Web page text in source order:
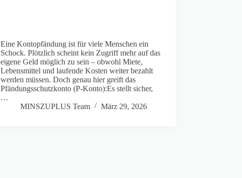
Eine Kontopfändung ist für viele Menschen ein
Schock. Plötzlich scheint kein Zugriff mehr auf das
eigene Geld möglich zu sein – obwohl Miete,
Lebensmittel und laufende Kosten weiter bezahlt
werden müssen. Doch genau hier greift das
Pfändungsschutzkonto (P-Konto):Es stellt sicher,
…
MINSZUPLUS Team
März 29, 2026